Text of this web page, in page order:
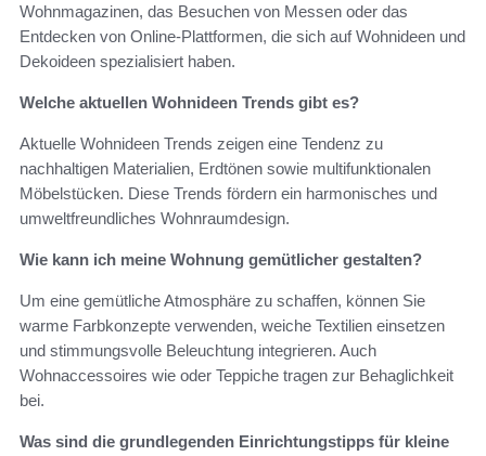
Wohnmagazinen, das Besuchen von Messen oder das
Entdecken von Online-Plattformen, die sich auf Wohnideen und
Dekoideen spezialisiert haben.
Welche aktuellen Wohnideen Trends gibt es?
Aktuelle Wohnideen Trends zeigen eine Tendenz zu
nachhaltigen Materialien, Erdtönen sowie multifunktionalen
Möbelstücken. Diese Trends fördern ein harmonisches und
umweltfreundliches Wohnraumdesign.
Wie kann ich meine Wohnung gemütlicher gestalten?
Um eine gemütliche Atmosphäre zu schaffen, können Sie
warme Farbkonzepte verwenden, weiche Textilien einsetzen
und stimmungsvolle Beleuchtung integrieren. Auch
Wohnaccessoires wie oder Teppiche tragen zur Behaglichkeit
bei.
Was sind die grundlegenden Einrichtungstipps für kleine